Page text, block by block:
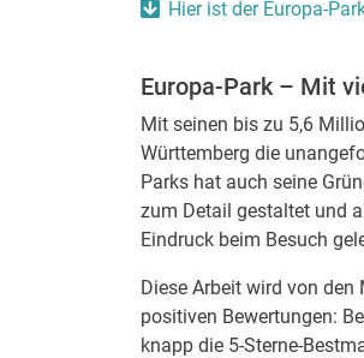
Hier ist der Europa-
Europa-Park – Mit
Mit seinen bis zu 5,6
Württemberg die
Parks hat auch seine
zum Detail gestaltet und
Eindruck beim Besuch
Diese Arbeit wird von
positiven Bewertungen:
knapp die 5-Sterne-